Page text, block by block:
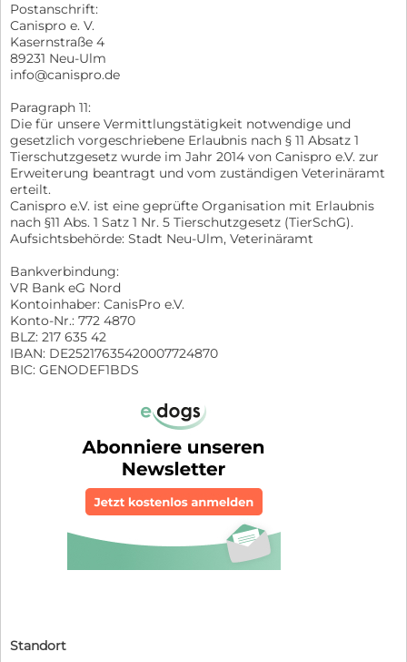
Postanschrift:
Canispro e. V.
Kasernstraße 4
89231 Neu-Ulm
info@canispro.de
Paragraph 11:
Die für unsere Vermittlungstätigkeit notwendige und
gesetzlich vorgeschriebene Erlaubnis nach § 11 Absatz 1
Tierschutzgesetz wurde im Jahr 2014 von Canispro e.V. zur
Erweiterung beantragt und vom zuständigen Veterinäramt
erteilt.
Canispro e.V. ist eine geprüfte Organisation mit Erlaubnis
nach §11 Abs. 1 Satz 1 Nr. 5 Tierschutzgesetz (TierSchG).
Aufsichtsbehörde: Stadt Neu-Ulm, Veterinäramt
Bankverbindung:
VR Bank eG Nord
Kontoinhaber: CanisPro e.V.
Konto-Nr.: 772 4870
BLZ: 217 635 42
IBAN: DE25217635420007724870
BIC: GENODEF1BDS
Standort